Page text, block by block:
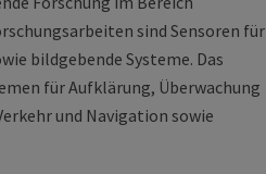
sind Sensoren für
bildgebende Systeme. Das
für Aufklärung, Überwachung
und Navigation sowie